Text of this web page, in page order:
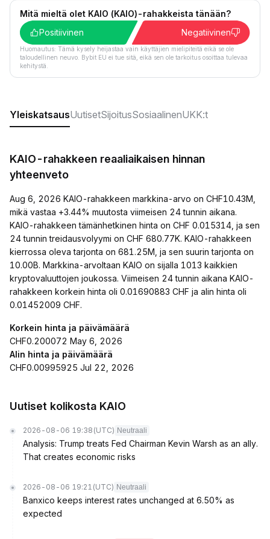
Mitä mieltä olet KAIO (KAIO)-rahakkeista tänään?
Positiivinen
Negatiivinen
Huomautus: Tämä kysely heijastaa vain käyttäjien mielipiteitä eikä se ole
taloudellinen neuvo. Bybit EU ei tue sitä, eikä sen ole tarkoitus osoittaa tulevaa
kehitystä.
YleiskatsausUutisetSijoitusSosiaalinenUKK:t
KAIO-rahakkeen reaaliaikaisen hinnan
yhteenveto
Aug 6, 2026 KAIO-rahakkeen markkina-arvo on CHF10.43M,
mikä vastaa +3.44% muutosta viimeisen 24 tunnin aikana.
KAIO-rahakkeen tämänhetkinen hinta on CHF 0.015314, ja sen
24 tunnin treidausvolyymi on CHF 680.77K. KAIO-rahakkeen
kierrossa oleva tarjonta on 681.25M, ja sen suurin tarjonta on
10.00B. Markkina-arvoltaan KAIO on sijalla 1013 kaikkien
kryptovaluuttojen joukossa. Viimeisen 24 tunnin aikana KAIO-
rahakkeen korkein hinta oli 0.01690883 CHF ja alin hinta oli
0.01452009 CHF.
Korkein hinta ja päivämäärä
CHF0.200072 May 6, 2026
Alin hinta ja päivämäärä
CHF0.00995925 Jul 22, 2026
Uutiset kolikosta KAIO
2026-08-06 19:38 (UTC) Neutraali
Analysis: Trump treats Fed Chairman Kevin Warsh as an ally.
That creates economic risks
2026-08-06 19:21 (UTC) Neutraali
Banxico keeps interest rates unchanged at 6.50% as
expected